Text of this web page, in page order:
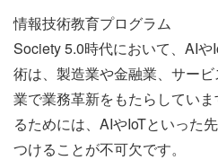
情報技術教育プログラム
Society 5.0時代において、AI
術は、製造業や金融業、サー
業で業務革新をもたらしてい
るためには、AIやIoTといった
つけることが不可欠です。